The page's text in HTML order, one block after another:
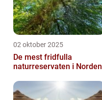
02 oktober 2025
De mest fridfulla
naturreservaten i Norden